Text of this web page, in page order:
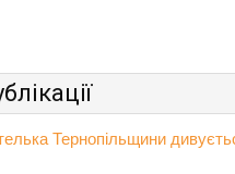
Тернопільщини